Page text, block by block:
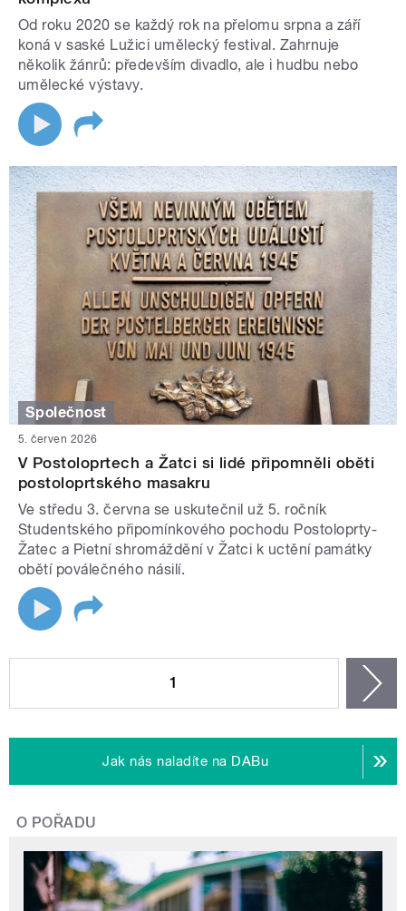
Od roku 2020 se každý rok na přelomu srpna a září
koná v saské Lužici umělecký festival. Zahrnuje
několik žánrů: především divadlo, ale i hudbu nebo
umělecké výstavy.
Společnost
5. červen 2026
V Postoloprtech a Žatci si lidé připomněli oběti
postoloprtského masakru
Ve středu 3. června se uskutečnil už 5. ročník
Studentského připomínkového pochodu Postoloprty-
Žatec a Pietní shromáždění v Žatci k uctění památky
obětí poválečného násilí.
1
Jak nás naladíte na DABu
O POŘADU